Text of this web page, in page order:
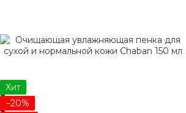
Хит
−20%